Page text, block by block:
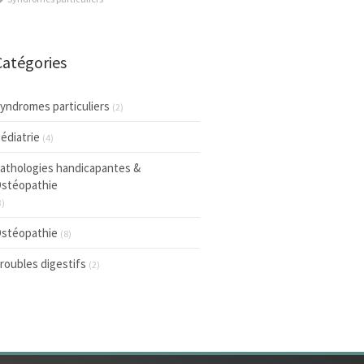
particuliers (2)
(4)
handicapantes &
(8)
digestifs (2)